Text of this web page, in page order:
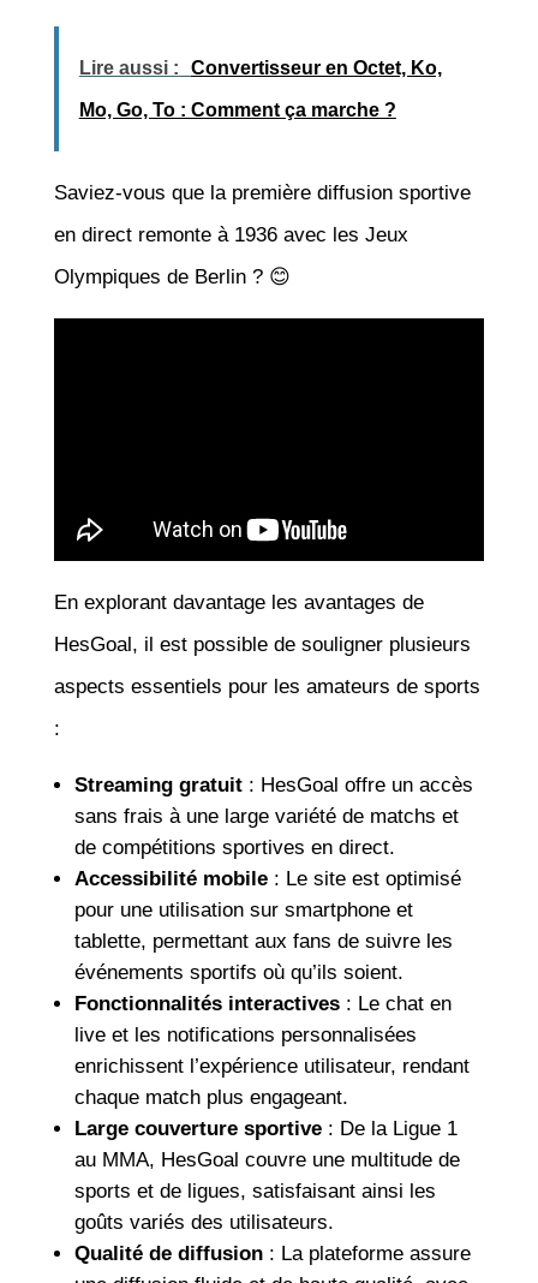
Lire aussi : Convertisseur en Octet, Ko,
Mo, Go, To : Comment ça marche ?
Saviez-vous que la première diffusion sportive
en direct remonte à 1936 avec les Jeux
Olympiques de Berlin ? 😊
En explorant davantage les avantages de
HesGoal, il est possible de souligner plusieurs
aspects essentiels pour les amateurs de sports
:
Streaming gratuit: HesGoal offre un accès
sans frais à une large variété de matchs et
de compétitions sportives en direct.
Accessibilité mobile: Le site est optimisé
pour une utilisation sur smartphone et
tablette, permettant aux fans de suivre les
événements sportifs où qu’ils soient.
Fonctionnalités interactives: Le chat en
live et les notifications personnalisées
enrichissent l’expérience utilisateur, rendant
chaque match plus engageant.
Large couverture sportive: De la Ligue 1
au MMA, HesGoal couvre une multitude de
sports et de ligues, satisfaisant ainsi les
goûts variés des utilisateurs.
Qualité de diffusion: La plateforme assure